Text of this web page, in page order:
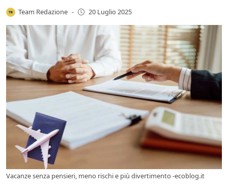
Team Redazione - 20 Luglio 2025
Vacanze senza pensieri, meno rischi e più divertimento -ecoblog.it